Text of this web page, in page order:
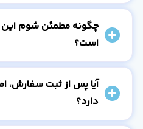
چگونه مطمئن شوم
است؟
آیا پس از ثبت سفارش،
دارد؟